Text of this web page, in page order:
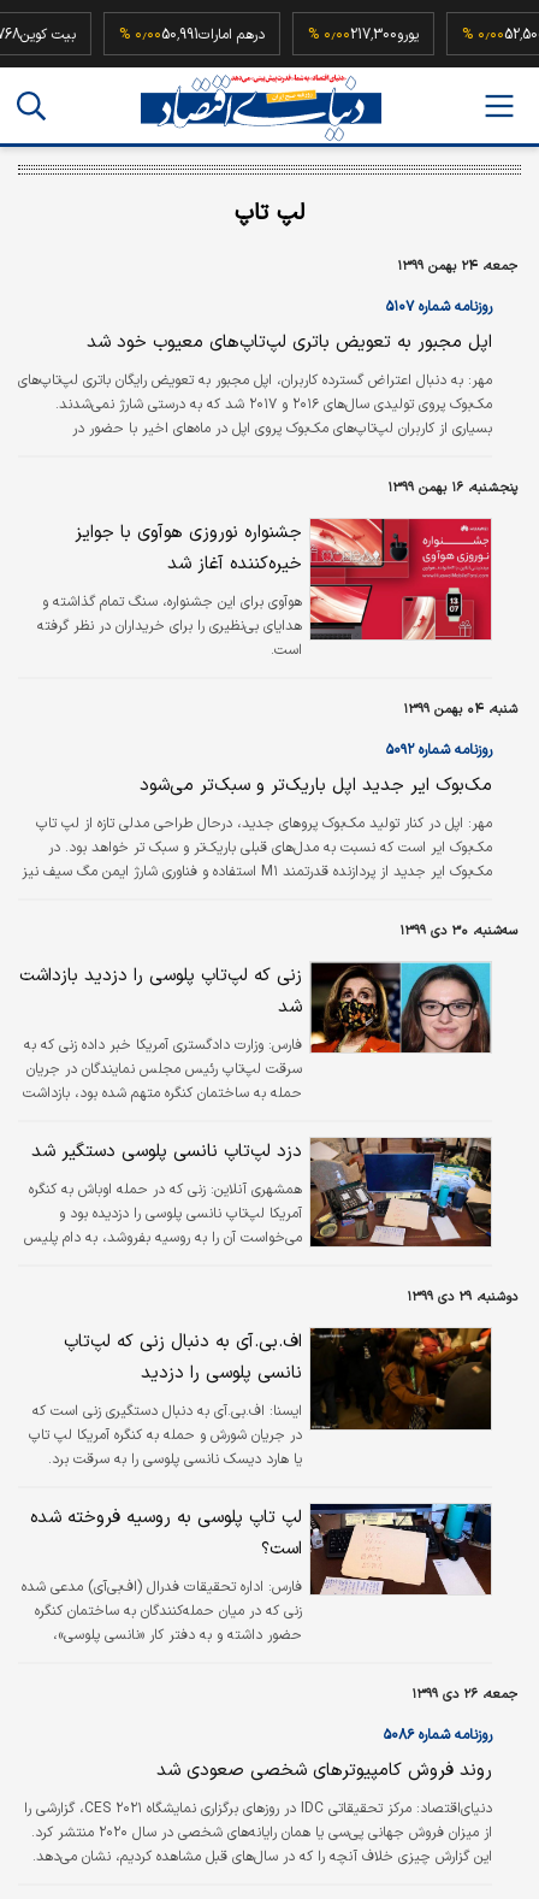
52,500,000۰٫۰۰ % یورو217,300۰٫۰۰ % درهم امارات50,991۰٫۰۰ % بیت
لپ تاپ
جمعه، ۲۴ بهمن ۱۳۹۹
روزنامه شماره ۵۱۰۷
اپل مجبور به تعویض باتری لپ‌تاپ‌های معیوب خود شد
مهر: به دنبال اعتراض گسترده کاربران، اپل مجبور به تعویض رایگان باتری‌ لپ‌تاپ‌های
مک‌بوک پروی تولیدی سال‌های ۲۰۱۶ و ۲۰۱۷ شد که به درستی شارژ نمی‌شدند.
بسیاری از کاربران لپ‌تاپ‌های مک‌بوک پروی اپل در ماه‌های اخیر با حضور در
آنها در هیچ حالتی از یک درصد فراتر نمی‌رود، اعتراض کرده بودند. اپل سرانجام این
اعتراض‌ها را پذیرفت و یک برنامه جامع تعویض باتری‌های لپ‌تاپ‌های مک‌بوک پرو را
به اجرا درآورد. لپ‌تاپ‌های یادشده مجهز به…
پنجشنبه، ۱۶ بهمن ۱۳۹۹
جشنواره نوروزی هوآوی با جوایز
خیره‌کننده آغاز شد
هوآوی برای این جشنواره، سنگ‌ تمام گذاشته و
هدایای بی‌نظیری را برای خریداران در نظر گرفته
است.
شنبه، ۰۴ بهمن ۱۳۹۹
روزنامه شماره ۵۰۹۲
مک‌بوک ایر جدید اپل باریک‌تر و سبک‌تر می‌شود
مهر: اپل در کنار تولید مک‌بوک پروهای جدید، درحال طراحی مدلی تازه از لپ تاپ
مک‌بوک ایر است که نسبت به مدل‌های قبلی باریک‌تر و سبک تر خواهد بود. در
مک‌بوک ایر جدید از پردازنده قدرتمند M۱ استفاده و فناوری شارژ ایمن مگ سیف نیز
باعث شده تا نمایشگر آن نیز بزرگ‌تر شود. در مورد سایر ویژگی‌های سخت افزاری این
رایانه هنوز خبری منتشر نشده است.انتظار می‌رود مک‌بوک ایر جدید در اواخر سال
۲۰۲۱ یا اوایل سال ۲۰۲۲ تولید و عرضه شود. در عین حال…
سه‌شنبه، ۳۰ دی ۱۳۹۹
زنی که لپ‌تاپ پلوسی را دزدید بازداشت
شد
فارس: وزارت دادگستری آمریکا خبر داده زنی که به
سرقت لپ‌تاپ رئیس مجلس نمایندگان در جریان
حمله به ساختمان کنگره متهم شده بود، بازداشت
دزد لپ‌تاپ نانسی پلوسی دستگیر شد
همشهری آنلاین: زنی که در حمله اوباش به کنگره
آمریکا لپ‌تاپ نانسی پلوسی را دزدیده بود و
می‌خواست آن را به روسیه بفروشد، به دام پلیس
دوشنبه، ۲۹ دی ۱۳۹۹
اف.بی.آی به دنبال زنی که لپ‌تاپ
نانسی پلوسی را دزدید
ايسنا: اف.بی.آی به دنبال دستگیری زنی است که
در جریان شورش و حمله به کنگره آمریکا لپ تاپ
یا هارد دیسک نانسی پلوسی را به سرقت برد.
لپ تاپ پلوسی به روسیه فروخته شده
است؟
فارس: اداره تحقیقات فدرال (اف‌بی‌آی) مدعی شده
زنی که در میان حمله‌کنندگان به ساختمان کنگره
حضور داشته و به دفتر کار «نانسی پلوسی»،
جمعه، ۲۶ دی ۱۳۹۹
روزنامه شماره ۵۰۸۶
روند فروش کامپیوترهای شخصی صعودی شد
دنیای‌اقتصاد:
مرکز تحقیقاتی IDC در روزهای برگزاری نمایشگاه CES ۲۰۲۱، گزارشی را
از میزان فروش جهانی پی‌سی یا همان رایانه‌های شخصی در سال ۲۰۲۰ منتشر کرد.
این گزارش چیزی خلاف آنچه را که در سال‌های قبل مشاهده کردیم، نشان می‌دهد.